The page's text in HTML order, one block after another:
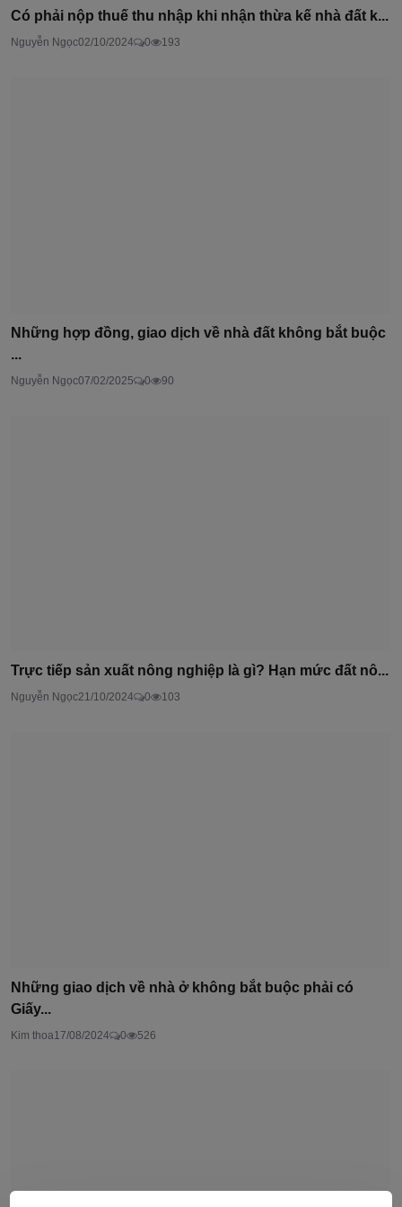
Có phải nộp thuế thu nhập khi nhận thừa kế nhà đất k...
Nguyễn Ngọc02/10/2024 0 193
Những hợp đồng, giao dịch về nhà đất không bắt buộc
...
Nguyễn Ngọc07/02/2025 0 90
Trực tiếp sản xuất nông nghiệp là gì? Hạn mức đất nô...
Nguyễn Ngọc21/10/2024 0 103
Những giao dịch về nhà ở không bắt buộc phải có
Giấy...
Kim thoa17/08/2024 0 526